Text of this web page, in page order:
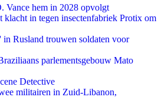
Vance hem in 2028 opvolgt
klacht in tegen insectenfabriek Protix om
Rusland trouwen soldaten voor
parlementsgebouw Mato
Detective
militairen in Zuid-Libanon,